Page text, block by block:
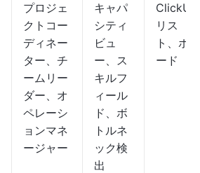
プロジェ
クトコー
ディネー
ター、チ
ームリー
ダー、オ
ペレーシ
ョンマネ
ージャー
キャパ
シティ
ビュ
ー、ス
キルフ
ィール
ド、ボ
トルネ
ック検
出
ClickUp
リス
ト、ボ
ード